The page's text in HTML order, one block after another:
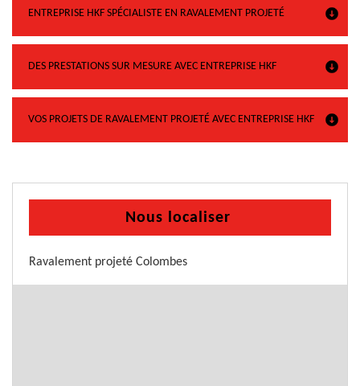
ENTREPRISE HKF SPÉCIALISTE EN RAVALEMENT PROJETÉ
DES PRESTATIONS SUR MESURE AVEC ENTREPRISE HKF
VOS PROJETS DE RAVALEMENT PROJETÉ AVEC ENTREPRISE HKF
Nous localiser
Ravalement projeté Colombes